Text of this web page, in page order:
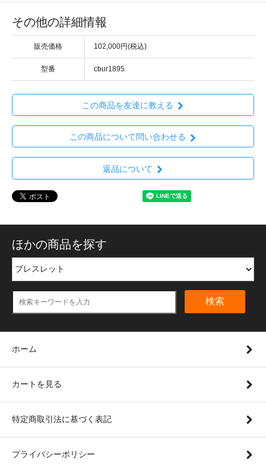
その他の詳細情報
販売価格 102,000円(税込)
型番 cbur1895
この商品を友達に教える
この商品について問い合わせる
返品について
ほかの商品を探す
検索
ホーム
カートを見る
特定商取引法に基づく表記
プライバシーポリシー